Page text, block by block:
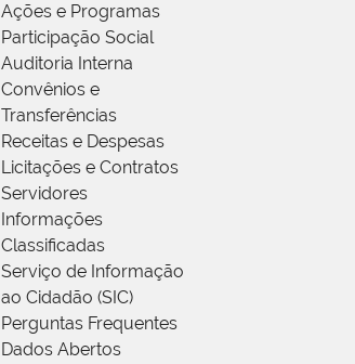
Ações e Programas
Participação Social
Auditoria Interna
Convênios e
Transferências
Receitas e Despesas
Licitações e Contratos
Servidores
Informações
Classificadas
Serviço de Informação
ao Cidadão (SIC)
Perguntas Frequentes
Dados Abertos